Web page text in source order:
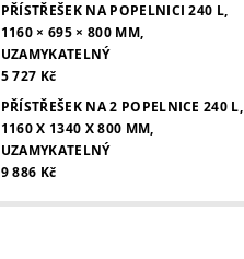
PŘÍSTŘEŠEK NA POPELNICI 240 L,
1160 × 695 × 800 MM,
UZAMYKATELNÝ
5 727 Kč
PŘÍSTŘEŠEK NA 2 POPELNICE 240 L,
1160 X 1340 X 800 MM,
UZAMYKATELNÝ
9 886 Kč